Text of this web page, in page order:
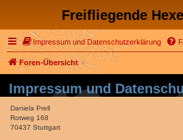
Freifliegende
Impressum und Datenschutzerklärung
Foren-Übersicht
Impressum und
Daniela Prell
Rotweg 168
70437 Stuttgart